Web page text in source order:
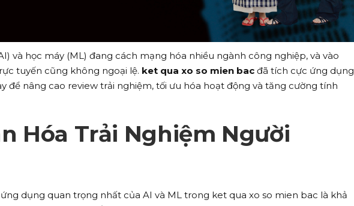
và học máy (ML) đang cách mạng hóa nhiều ngành công nghiệp, và vào
tuyến cũng không ngoại lệ. ket qua xo so mien bac đã tích cực ứng dụng
để nâng cao review trải nghiệm, tối ưu hóa hoạt động và tăng cường tính
Hóa Trải Nghiệm Người
dụng quan trọng nhất của AI và ML trong ket qua xo so mien bac là khả